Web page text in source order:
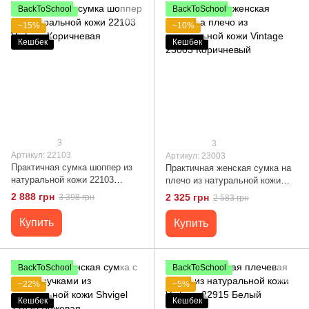
BackToSchool
−15%
Кешбек
3
Артикул: 22103
Практичная сумка шоппер из
натуральной кожи 22103
Vintage Коричневая
2 888 грн 3 398 грн
Купить
BackToSchool
−10%
Кешбек
3
Артикул: 23003
Практичная женская сумка на
плечо из натуральной кожи
Vintage 23003 Коричневый
2 325 грн 2 583 грн
Купить
BackToSchool
−22%
Кешбек
BackToSchool
−5%
Кешбек